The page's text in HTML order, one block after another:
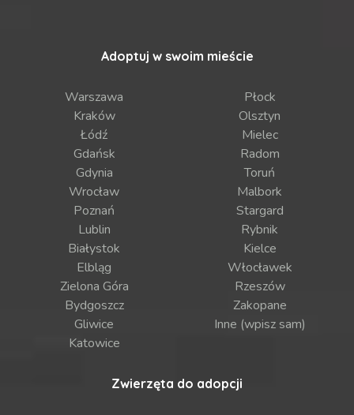
Adoptuj w swoim mieście
Warszawa
Kraków
Łódź
Gdańsk
Gdynia
Wrocław
Poznań
Lublin
Białystok
Elbląg
Zielona Góra
Bydgoszcz
Gliwice
Katowice
Płock
Olsztyn
Mielec
Radom
Toruń
Malbork
Stargard
Rybnik
Kielce
Włocławek
Rzeszów
Zakopane
Inne (wpisz sam)
Zwierzęta do adopcji